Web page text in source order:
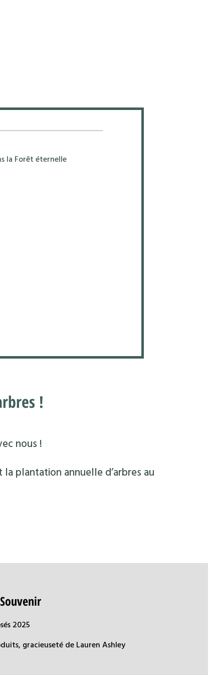
la Forêt éternelle
!
nous !
plantation annuelle d’arbres au
2025
gracieuseté de Lauren Ashley